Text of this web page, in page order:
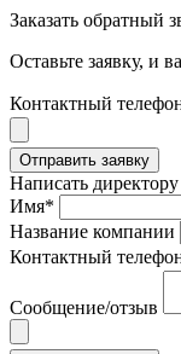
Заказать обратный
Оставьте заявку, и
Контактный
Написать директору
Имя*
Название компании
Контактный
Сообщение/отзыв